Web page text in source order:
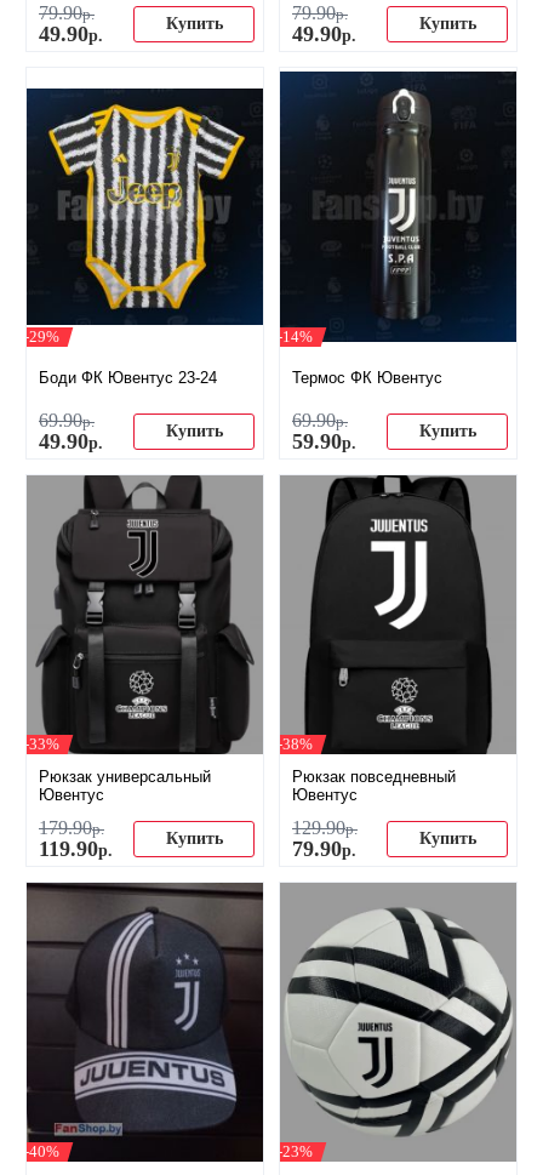
79.90р.
49.90р.
Купить
79.90р.
49.90р.
Купить
-29%
Боди ФК Ювентус 23-24
69.90р.
49.90р.
Купить
-14%
Термос ФК Ювентус
69.90р.
59.90р.
Купить
-33%
Рюкзак универсальный
Ювентус
179.90р.
119.90р.
Купить
-38%
Рюкзак повседневный
Ювентус
129.90р.
79.90р.
Купить
-40% -23%